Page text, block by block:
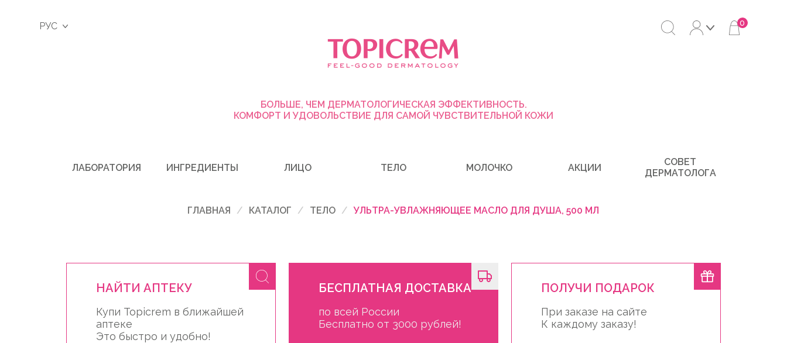
РУС
БОЛЬШЕ, ЧЕМ ДЕРМАТОЛОГИЧЕСКАЯ ЭФФЕКТИВНОСТЬ.
КОМФОРТ И УДОВОЛЬСТВИЕ ДЛЯ САМОЙ ЧУВСТВИТЕЛЬНОЙ КОЖИ
0
ЛАБОРАТОРИЯ ИНГРЕДИЕНТЫ ЛИЦО ТЕЛО МОЛОЧКО АКЦИИ
СОВЕТ
ДЕРМАТОЛОГА
ГЛАВНАЯ КАТАЛОГ ТЕЛО УЛЬТРА-УВЛАЖНЯЮЩЕЕ МАСЛО ДЛЯ ДУША, 500 МЛ
НАЙТИ АПТЕКУ
Купи Topicrem в ближайшей
аптеке
Это быстро и удобно!
БЕСПЛАТНАЯ ДОСТАВКА
по всей России
Бесплатно от 3000 рублей!
ПОЛУЧИ ПОДАРОК
При заказе на сайте
К каждому заказу!